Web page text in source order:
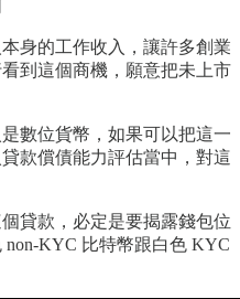
身的工作收入，讓許多創業
到這個商機，願意把未上市
數位貨幣，如果可以把這一
款償債能力評估當中，對這
貸款，必定是要揭露錢包位
KYC 比特幣跟白色 KYC